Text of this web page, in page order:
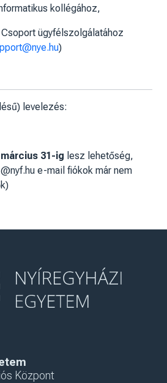
kollégához,
ügyfélszolgálatához
)
levelezés:
31-ig lesz lehetőség,
e-mail fiókok már nem
Központ